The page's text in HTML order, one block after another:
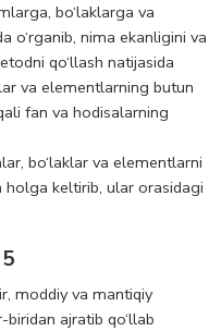
bo‘laklarga va
o‘rganib, nima ekanligini va
qo‘llash natijasida
va elementlarning butun
fan va hodisalarning
bo‘laklar va elementlarni
holga keltirib, ular orasidagi
moddiy va mantiqiy
ajratib qo‘llab